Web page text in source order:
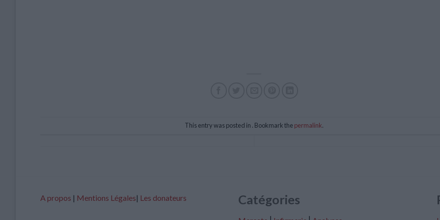
This entry was posted in . Bookmark the permalink.
A propos | Mentions Légales| Les donateurs Catégories